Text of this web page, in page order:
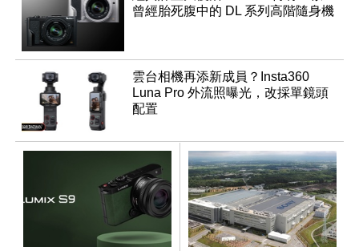
曾經胎死腹中的 DL 系列高階隨身機
雲台相機再添新成員？Insta360
Luna Pro 外流照曝光，改採單鏡頭
配置